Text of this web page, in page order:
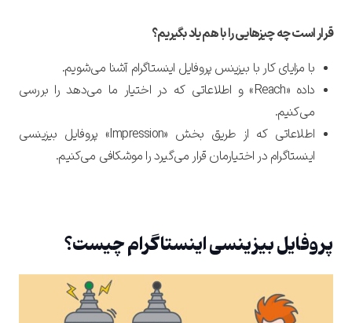
قرار است چه چیزهایی را با هم یاد بگیریم؟
با مزایای کار با بیزینس پروفایل اینستاگرام آشنا می‌شویم.
داده «Reach» و اطلاعاتی که در اختیار ما می‌دهد را بررسی
می‌کنیم.
اطلاعاتی که از طریق بخش «Impression» پروفایل بیزینسی
اینستاگرام در اختیارمان قرار می‌گیرد را موشکافی می‌کنیم.
پروفایل بیزینسی اینستاگرام چیست؟